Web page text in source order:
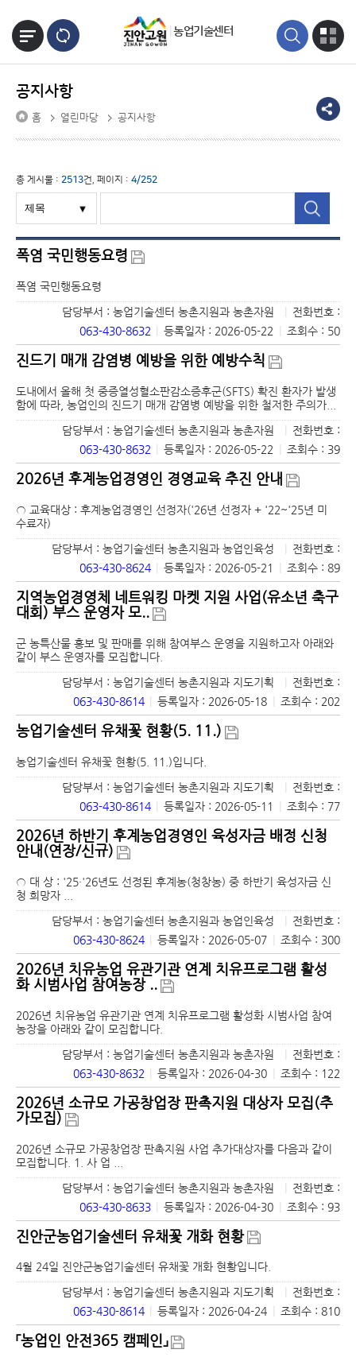
농업기술센터
공지사항
홈 열린마당 공지사항
총 게시물 : 2513건, 페이지 : 4/252
폭염 국민행동요령
폭염 국민행동요령
담당부서 : 농업기술센터 농촌지원과 농촌자원
전화번호 :
063-430-8632
등록일자 : 2026-05-22 조회수 : 50
진드기 매개 감염병 예방을 위한 예방수칙
도내에서 올해 첫 중증열성혈소판감소증후군(SFTS) 확진 환자가 발생
함에 따라, 농업인의 진드기 매개 감염병 예방을 위한 철저한 주의가...
담당부서 : 농업기술센터 농촌지원과 농촌자원
전화번호 :
063-430-8632
등록일자 : 2026-05-22 조회수 : 39
2026년 후계농업경영인 경영교육 추진 안내
○ 교육대상 : 후계농업경영인 선정자('26년 선정자 + '22~'25년 미
수료자)
담당부서 : 농업기술센터 농촌지원과 농업인육성
전화번호 :
063-430-8624
등록일자 : 2026-05-21 조회수 : 89
지역농업경영체 네트워킹 마켓 지원 사업(유소년 축구
대회) 부스 운영자 모..
군 농특산물 홍보 및 판매를 위해 참여부스 운영을 지원하고자 아래와
같이 부스 운영자를 모집합니다.
담당부서 : 농업기술센터 농촌지원과 지도기획
전화번호 :
063-430-8614
등록일자 : 2026-05-18 조회수 : 202
농업기술센터 유채꽃 현황(5. 11.)
농업기술센터 유채꽃 현황(5. 11.)입니다.
담당부서 : 농업기술센터 농촌지원과 지도기획
전화번호 :
063-430-8614
등록일자 : 2026-05-11 조회수 : 77
2026년 하반기 후계농업경영인 육성자금 배정 신청
안내(연장/신규)
○ 대 상 : '25·'26년도 선정된 후계농(청창농) 중 하반기 육성자금 신
청 희망자 ...
담당부서 : 농업기술센터 농촌지원과 농업인육성
전화번호 :
063-430-8624
등록일자 : 2026-05-07 조회수 : 300
2026년 치유농업 유관기관 연계 치유프로그램 활성
화 시범사업 참여농장 ..
2026년 치유농업 유관기관 연계 치유프로그램 활성화 시범사업 참여
농장을 아래와 같이 모집합니다.
담당부서 : 농업기술센터 농촌지원과 농촌자원
| 전화번호 :
063-430-8632 | 등록일자 : 2026-04-30 | 조회수 : 122
2026년 소규모 가공창업장 판촉지원 대상자 모집(추
가모집)
2026년 소규모 가공창업장 판촉지원 사업 추가대상자를 다음과 같이
모집합니다. 1. 사 업 ...
담당부서 : 농업기술센터 농촌지원과 농촌자원
| 전화번호 :
063-430-8633 | 등록일자 : 2026-04-30 | 조회수 : 93
진안군농업기술센터 유채꽃 개화 현황
4월 24일 진안군농업기술센터 유채꽃 개화 현황입니다.
담당부서 : 농업기술센터 농촌지원과 지도기획
전화번호 :
063-430-8614
등록일자 : 2026-04-24 조회수 : 810
「농업인 안전365 캠페인」